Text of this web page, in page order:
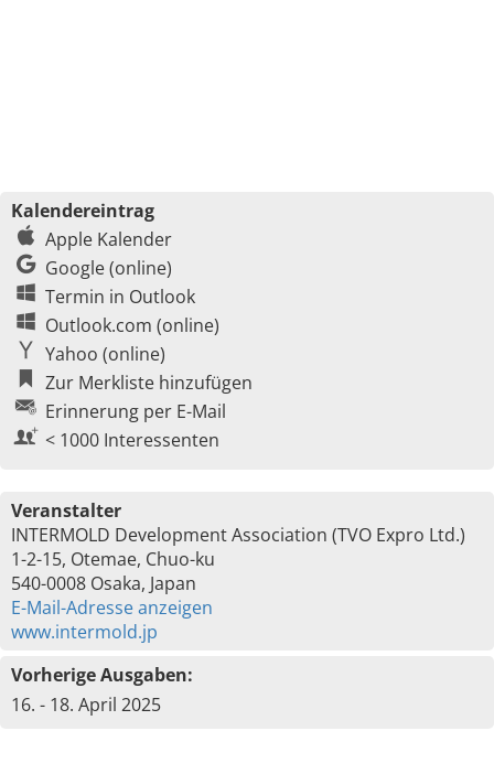
Kalendereintrag
Apple Kalender
Google (online)
Termin in Outlook
Outlook.com (online)
Yahoo (online)
Zur Merkliste hinzufügen
Erinnerung per E-Mail
< 1000 Interessenten
Veranstalter
INTERMOLD Development Association (TVO Expro Ltd.)
1-2-15, Otemae, Chuo-ku
540-0008 Osaka, Japan
E-Mail-Adresse anzeigen
www.intermold.jp
Vorherige Ausgaben:
16. - 18. April 2025